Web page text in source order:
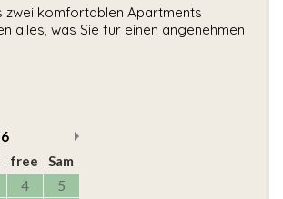
zwei komfortablen Apartments
alles, was Sie für einen angenehmen
free
Sam
4
5